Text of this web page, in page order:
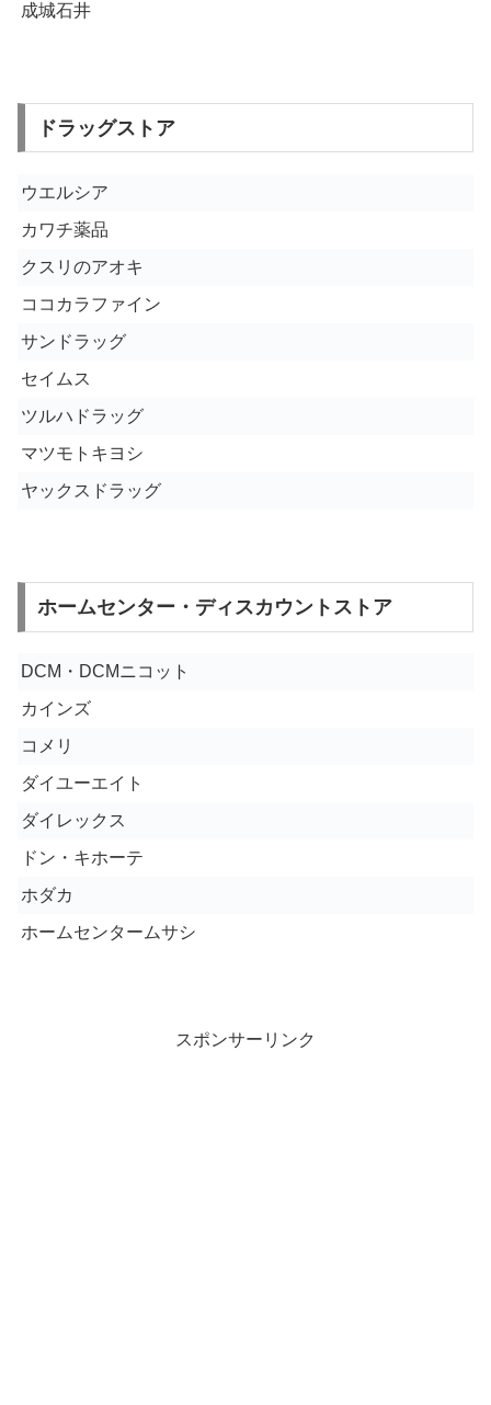
成城石井
ドラッグストア
ウエルシア
カワチ薬品
クスリのアオキ
ココカラファイン
サンドラッグ
セイムス
ツルハドラッグ
マツモトキヨシ
ヤックスドラッグ
ホームセンター・ディスカウントストア
DCM・DCMニコット
カインズ
コメリ
ダイユーエイト
ダイレックス
ドン・キホーテ
ホダカ
ホームセンタームサシ
スポンサーリンク